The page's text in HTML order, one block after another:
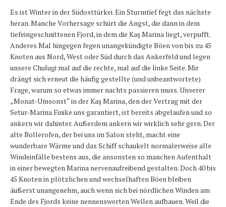
Karte und Wind
Länder und Inseln
Mittelmeer 2010-2013
Bordbibliothek
Abonnieren
Yachtüberführung weltweit
INSELN Roman
Es ist Winter in der Südosttürkei. Ein Sturmtief fegt das nächste
heran. Manche Vorhersage schürt die Angst, die dann in dem
tiefeingeschnittenen Fjord, in dem die Kaş Marina liegt, verpufft.
Anderes Mal hingegen fegen unangekündigte Böen von bis zu 45
Knoten aus Nord, West oder Süd durch das Ankerfeld und legen
unsere Chulugi mal auf die rechte, mal auf die linke Seite. Mir
drängt sich erneut die häufig gestellte (und unbeantwortete)
Frage, warum so etwas immer nachts passieren muss. Unserer
„Monat-Umsonst“ in der Kaş Marina, den der Vertrag mit der
Setur-Marina Finike uns garantiert, ist bereits abgelaufen und so
ankern wir dahinter. Außerdem ankern wir wirklich sehr gern. Der
alte Bollerofen, der bei uns im Salon steht, macht eine
wunderbare Wärme und das Schiff schaukelt normalerweise alle
Windeinfälle bestens aus, die ansonsten so manchen Aufenthalt
in einer bewegten Marina nervenaufreibend gestalten. Doch 40 bis
45 Knoten in plötzlichen und wechselhaften Böen bleiben
äußerst unangenehm, auch wenn sich bei nördlichen Winden am
Ende des Fjords keine nennenswerten Wellen aufbauen. Weil die